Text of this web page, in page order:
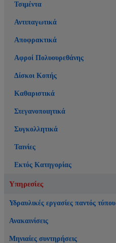
Τσιμέντα
Αντιπαγωτικά
Αποφρακτικά
Αφροί Πολυουρεθάνης
Δίσκοι Κοπής
Καθαριστικά
Στεγανοποιητικά
Συγκολλητικά
Ταινίες
Εκτός Κατηγορίας
Υπηρεσίες
Υδραυλικές εργασίες παντός τύπου
Ανακαινίσεις
Μηνιαίες συντηρήσεις